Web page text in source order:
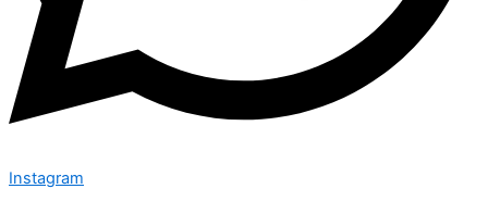
Instagram